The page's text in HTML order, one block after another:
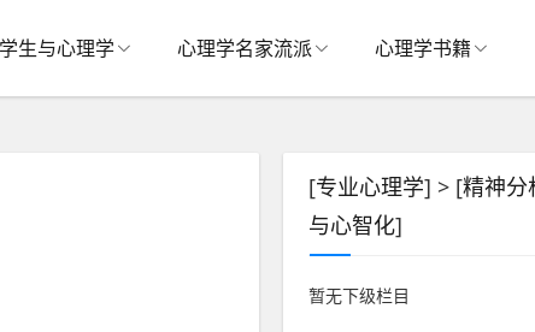
学生与心理学 心理学名家流派 心理学书籍
[专业心理学] > [精神分
与心智化]
暂无下级栏目